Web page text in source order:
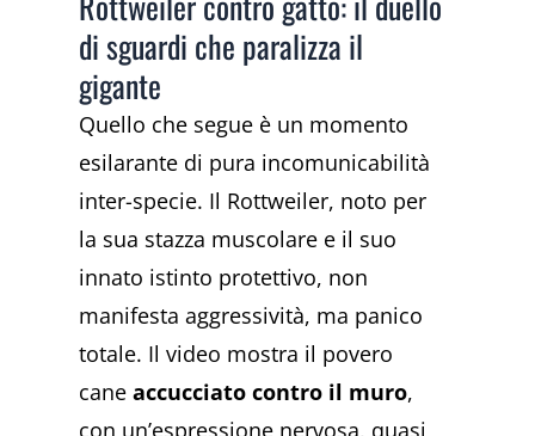
di sguardi che paralizza il
gigante
Quello che segue è un momento
esilarante di pura incomunicabilità
inter-specie. Il Rottweiler, noto per
la sua stazza muscolare e il suo
innato istinto protettivo, non
manifesta aggressività, ma panico
totale. Il video mostra il povero
caneaccucciato contro il muro,
con un’espressione nervosa, quasi